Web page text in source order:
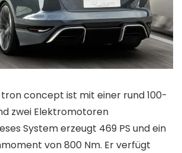
concept ist mit einer rund 100-
zwei Elektromotoren
System erzeugt 469 PS und ein
von 800 Nm. Er verfügt